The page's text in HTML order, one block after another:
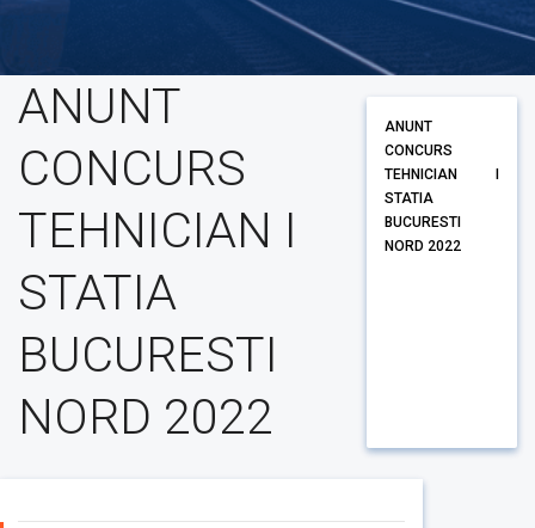
ANUNT
CONCURS
TEHNICIAN I
STATIA
BUCURESTI
NORD 2022
ANUNT
CONCURS
TEHNICIAN I
STATIA
BUCURESTI
NORD 2022